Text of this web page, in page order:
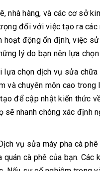
nhà hàng, và các cơ sở
đối với việc tạo ra các
hoạt động ổn định, việc
lý do bạn nên lựa
lựa chọn dịch vụ sửa
và chuyên môn cao
để cập nhật kiến thức
sẽ nhanh chóng xác
Dịch vụ sửa máy pha cà
cà phê của bạn.